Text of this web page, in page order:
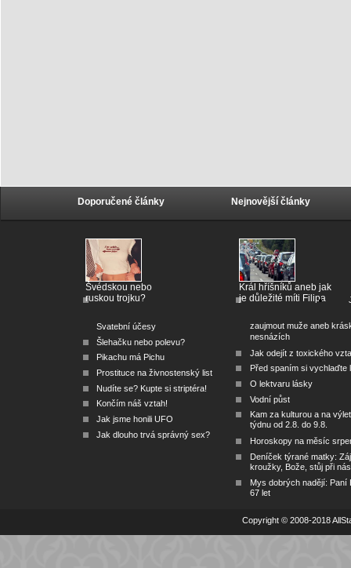
Doporučené články
Švédskou nebo
ruskou trojku?
Svatební účesy
Šlehačku nebo polevu?
Pikachu má Pichu
Prostituce na živnostenský list
Nudíte se? Kupte si striptéra!
Končím náš vztah!
Jak jsme honili UFO
Jak dlouho trvá správný sex?
Nejnovější články
Král hříšníků aneb jak
je důležité míti Filipa
zaujmout muže aneb
nesnázích
Jak odejít z toxického
Před spaním si vychlaďte
O lektvaru lásky
Vodní půst
Kam za kulturou a na
týdnu od 2.8. do 9.8.
Horoskopy na měsíc
Deníček týrané matky:
kroužky, Bože, stůj při nás
Mys dobrých nadějí: Paní
67 let
Copyright © 2008-2018